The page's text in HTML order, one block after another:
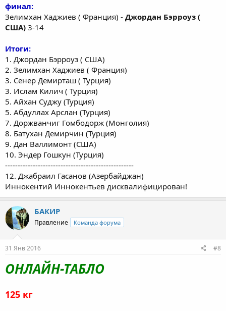
финал:
Зелимхан Хаджиев ( Франция) - Джордан Бэрроуз (
США) 3-14
Итоги:
1. Джордан Бэрроуз ( США)
2. Зелимхан Хаджиев ( Франция)
3. Сёнер Демирташ ( Турция)
3. Ислам Килич ( Турция)
5. Айхан Суджу (Турция)
5. Абдуллах Арслан (Турция)
7. Доржванчиг Гомбодорж (Монголия)
8. Батухан Демирчин (Турция)
9. Дан Валлимонт (США)
10. Эндер Гошкун (Турция)
---------------------------------------------------
12. Джабраил Гасанов (Азербайджан)
Иннокентий Иннокентьев дисквалифицирован!
БАКИР
Правление Команда форума
31 Янв 2016 #8
ОНЛАЙН-ТАБЛО
125 кг